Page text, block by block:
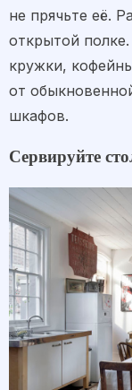
не прячьте её.
открытой
кружки,
от
шкафов.
Сервируйте